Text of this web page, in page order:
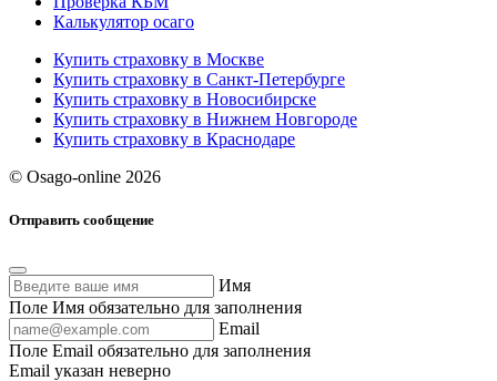
Калькулятор осаго
Купить страховку в Москве
Купить страховку в Санкт-Петербурге
Купить страховку в Новосибирске
Купить страховку в Нижнем Новгороде
Купить страховку в Краснодаре
© Osago-online 2026
Отправить сообщение
Имя
Поле Имя обязательно для заполнения
Email
Поле Email обязательно для заполнения
Email указан неверно